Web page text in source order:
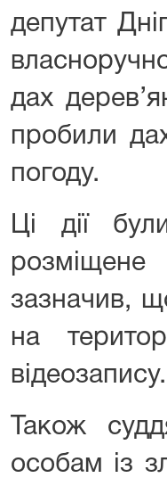
депутат
дах
пробили
погоду.
Ці дії
зазначив,
на
відеозапису.
Також
особам із